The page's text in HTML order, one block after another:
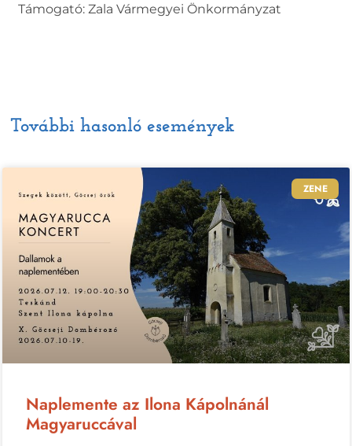
Támogató: Zala Vármegyei Önkormányzat
További hasonló események
ZENE
Naplemente az Ilona Kápolnánál
Magyaruccával